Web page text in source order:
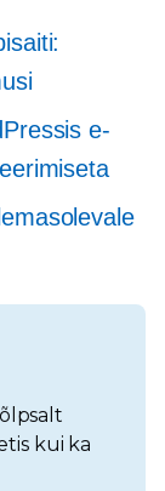
e-
kui ka